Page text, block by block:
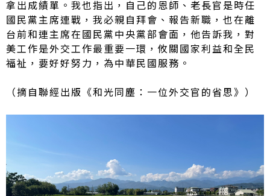
拿出成績單。我也指出，自己的恩師、老長官是時任
國民黨主席連戰，我必親自拜會、報告新職，也在離
台前和連主席在國民黨中央黨部會面，他告訴我，對
美工作是外交工作最重要一環，攸關國家利益和全民
福祉，要好好努力，為中華民國服務。
（摘自聯經出版《和光同塵：一位外交官的省思》）